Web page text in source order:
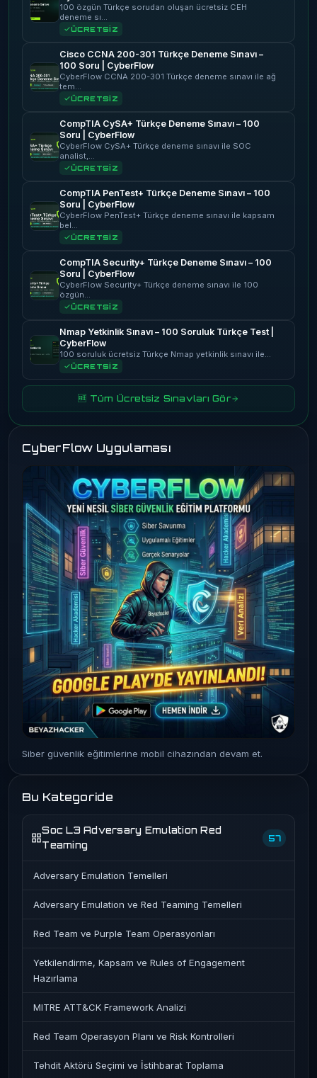
100 özgün Türkçe sorudan oluşan ücretsiz CEH
deneme sı…
ÜCRETSİZ
Cisco CCNA 200-301 Türkçe Deneme Sınavı –
100 Soru | CyberFlow
CyberFlow CCNA 200-301 Türkçe deneme sınavı ile ağ
tem…
ÜCRETSİZ
CompTIA CySA+ Türkçe Deneme Sınavı – 100
Soru | CyberFlow
CyberFlow CySA+ Türkçe deneme sınavı ile SOC
analist,…
ÜCRETSİZ
CompTIA PenTest+ Türkçe Deneme Sınavı – 100
Soru | CyberFlow
CyberFlow PenTest+ Türkçe deneme sınavı ile kapsam
bel…
ÜCRETSİZ
CompTIA Security+ Türkçe Deneme Sınavı – 100
Soru | CyberFlow
CyberFlow Security+ Türkçe deneme sınavı ile 100
özgün…
ÜCRETSİZ
Nmap Yetkinlik Sınavı – 100 Soruluk Türkçe Test |
CyberFlow
100 soruluk ücretsiz Türkçe Nmap yetkinlik sınavı ile…
ÜCRETSİZ
🆓 Tüm Ücretsiz Sınavları Gör
CyberFlow Uygulaması
Siber güvenlik eğitimlerine mobil cihazından devam et.
Bu Kategoride
Soc L3 Adversary Emulation Red
Teaming
57
Adversary Emulation Temelleri
Adversary Emulation ve Red Teaming Temelleri
Red Team ve Purple Team Operasyonları
Yetkilendirme, Kapsam ve Rules of Engagement
Hazırlama
MITRE ATT&CK Framework Analizi
Red Team Operasyon Planı ve Risk Kontrolleri
Tehdit Aktörü Seçimi ve İstihbarat Toplama